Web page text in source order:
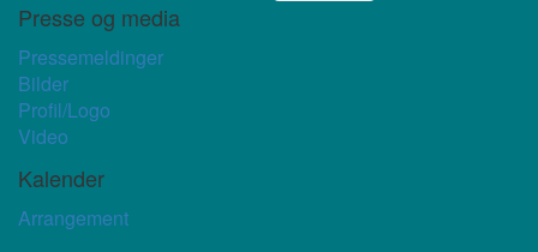
Presse og media
Pressemeldinger
Bilder
Profil/Logo
Video
Kalender
Arrangement